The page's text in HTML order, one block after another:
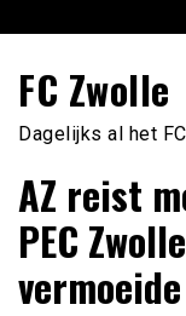
naar
inhoudFC Zwolle
Dagelijks al het
AZ reist
PEC